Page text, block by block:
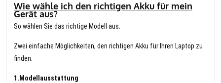
Wie wähle ich den richtigen Akku für mein
Gerät aus?
So wählen Sie das richtige Modell aus.
Zwei einfache Möglichkeiten, den richtigen Akku für Ihren Laptop zu
finden.
1.Modellausstattung